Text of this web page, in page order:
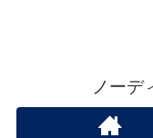
ノーデ